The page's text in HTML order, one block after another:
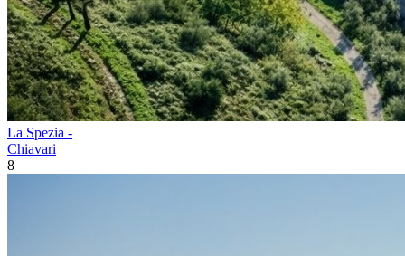
La Spezia -
Chiavari
8